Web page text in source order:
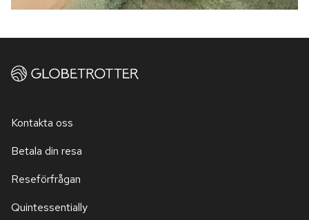
Kontakta oss
Betala din resa
Reseförfrågan
Quintessentially